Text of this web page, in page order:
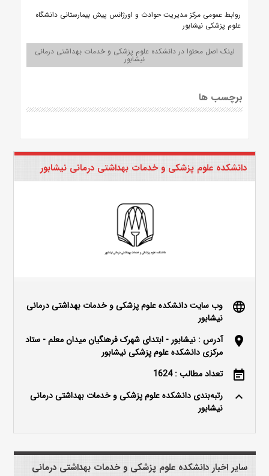
روابط عمومی مرکز مدیریت حوادث و اورژانس پیش بیمارستانی دانشگاه
علوم پزشکی نیشابور
لینک اصل محتوا در دانشکده علوم پزشکی و خدمات بهداشتی درمانی
نیشابور
برچسب ها
دانشکده علوم پزشکی و خدمات بهداشتی درمانی نیشابور
language
وب سایت دانشکده علوم پزشکی و خدمات بهداشتی درمانی
نیشابور
location_on
آدرس : نیشابور - ابتدای شهرک فرهنگیان میدان معلم - ستاد
مرکزی دانشکده علوم پزشکی نیشابور
event_note تعداد مطالب : 1624
keyboard_arrow_up
رتبه‌بندی دانشکده علوم پزشکی و خدمات بهداشتی درمانی
نیشابور
سایر اخبار دانشکده علوم پزشکی و خدمات بهداشتی درمانی